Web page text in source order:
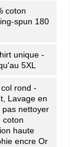
coton
spun 180
unique -
5XL
rond -
Lavage en
pas nettoyer
coton
haute
encre Or